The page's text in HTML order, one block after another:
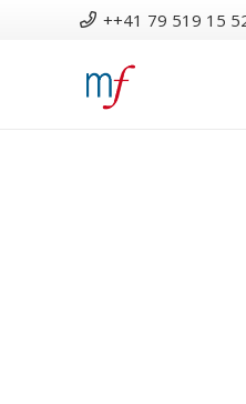
++41 79 519 15